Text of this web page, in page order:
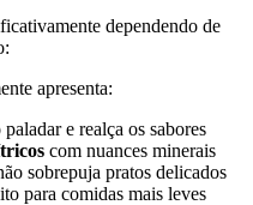
dependendo de
apresenta:
e realça os sabores
com nuances minerais
sobrepuja pratos delicados
para comidas mais leves